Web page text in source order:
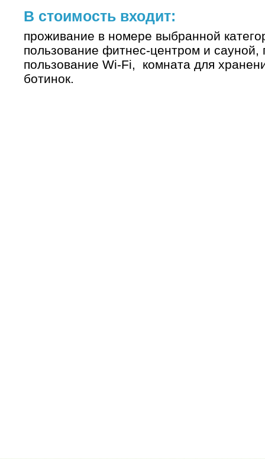
В стоимость входит:
проживание в номере выбранной
пользование фитнес-центром и
пользование Wi-Fi, комната для
ботинок.